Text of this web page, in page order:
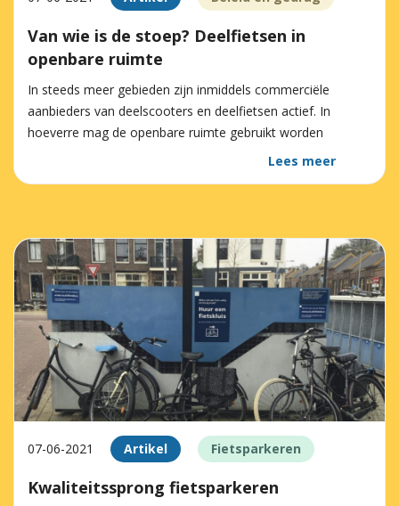
Van wie is de stoep? Deelfietsen in
openbare ruimte
In steeds meer gebieden zijn inmiddels commerciële
aanbieders van deelscooters en deelfietsen actief. In
hoeverre mag de openbare ruimte gebruikt worden
Lees meer
07-06-2021 Artikel Fietsparkeren
Kwaliteitssprong fietsparkeren